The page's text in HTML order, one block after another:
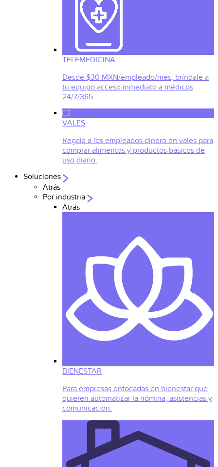
TELEMEDICINA
Desde $30 MXN/empleado/mes, bríndale a
tu equipo acceso inmediato a médicos
24/7/365.
VALES
Regala a los empleados dinero en vales para
comprar alimentos y productos básicos de
uso diario.
Soluciones
Atrás
Por industria
Atrás
BIENESTAR
Para empresas enfocadas en bienestar que
quieren automatizar la nómina, asistencias y
comunicación.